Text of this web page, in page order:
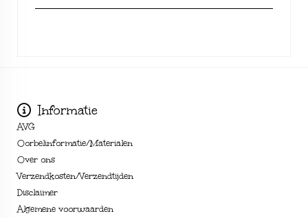
Informatie
AVG
Oorbelinformatie/Materialen
Over ons
Verzendkosten/Verzendtijden
Disclaimer
Algemene voorwaarden